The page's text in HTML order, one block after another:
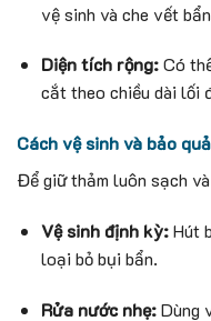
vệ sinh và che vết
Diện tích rộng:Có
cắt theo chiều dài lối
Cách vệ sinh và bảo
Để giữ thảm luôn sạch
Vệ sinh định kỳ:Hút
loại bỏ bụi bẩn.
Rửa nước nhẹ:Dùng